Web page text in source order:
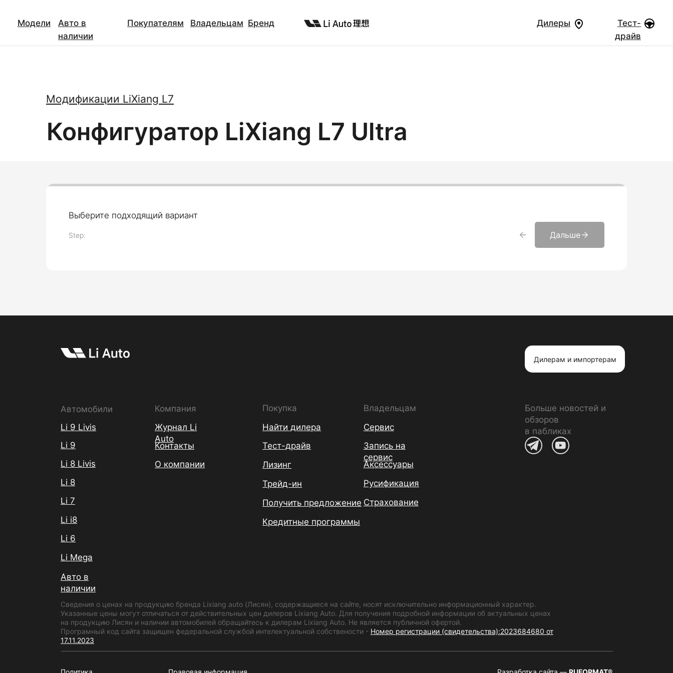
Модели Покупателям Владельцам
Авто в
наличии
Бренд Дилеры
Тест-
драйв
Конфигуратор LiXiang L7 Ultra
Модификации LiXiang L7
Выберите подходящий вариант
Step: Дальше
Автомобили
Li 9
Li 9 Livis
Авто в
наличии
Владельцам
Запись на
сервис
Аксессуары
Компания
Покупка
Найти дилера
Журнал Li
Auto
Тест-драйв
Контакты
Больше новостей и
обзоров
в пабликах
Дилерам и импортерам
Сведения о ценах на продукцию бренда Lixiang auto (Лисян), содержащиеся на сайте, носят исключительно информационный характер.
Указанные цены могут отличаться от действительных цен дилеров Lixiang Auto. Для получения подробной информации об актуальных ценах
на продукцию Лисян и наличии автомобилей обращайтесь к дилерам Lixiang Auto. Не является публичной офертой.
Програмный код сайта защищен федеральной службой интелектуальной собствености - Номер регистрации (свидетельства):2023684680 от
17.11.2023
О компании
Страхование
Русификация
Li 8 Livis
Li 8
Li 7
Лизинг
Кредитные программы
Получить предложение
Трейд-ин
Сервис
Li i8
Li Mega
Li 6